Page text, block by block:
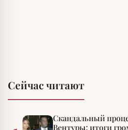
Сейчас читают
Скандальный
Вентуры: итоги